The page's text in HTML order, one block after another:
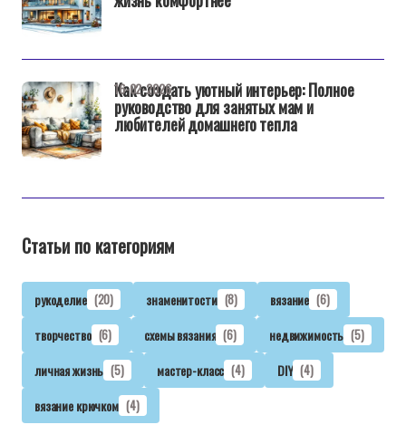
Как создать уютный интерьер: Полное
руководство для занятых мам и
любителей домашнего тепла
16-02-2026
Статьи по категориям
рукоделие (20) знаменитости (8) вязание (6)
творчество (6) схемы вязания (6) недвижимость (5)
личная жизнь (5) мастер-класс (4) DIY (4)
вязание крючком (4)